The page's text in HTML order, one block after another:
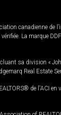
canadienne de
La marque
sa division «
Real Estate
de l'ACI